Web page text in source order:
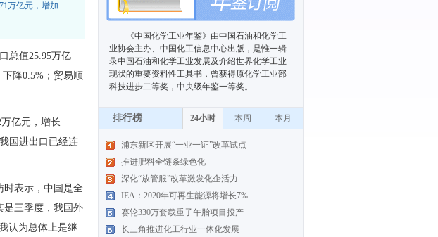
万亿元，增加
总值25.95万亿
降0.5%；贸易顺
亿元，增长
国进出口已经连
时表示，中国是全
是三季度，我国外
认为总体上是继
《中国化学工业年鉴》由中国石油和化学工
业协会主办、中国化工信息中心出版，是惟一辑
录中国石油和化学工业发展及介绍世界化学工业
现状的重要资料性工具书，曾获得原化学工业部
科技进步二等奖，中央级年鉴一等奖。
排行榜 本月
本周
24小时
浦东新区开展“一业一证”改革试点
推进肥料全链条绿色化
深化“放管服”改革激发化企活力
IEA：2020年可再生能源将增长7%
赛轮330万套载重子午胎项目投产
长三角推进化工行业一体化发展